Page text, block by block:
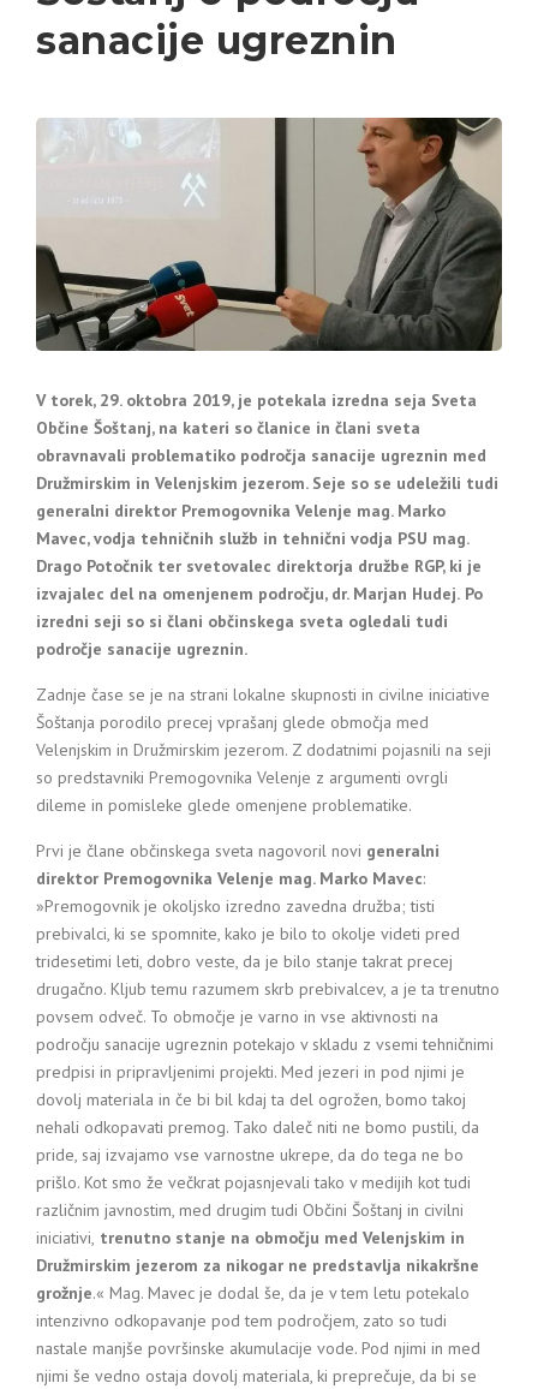
sanacije ugreznin
V torek, 29. oktobra 2019, je potekala izredna seja Sveta
Občine Šoštanj, na kateri so članice in člani sveta
obravnavali problematiko področja sanacije ugreznin med
Družmirskim in Velenjskim jezerom. Seje so se udeležili tudi
generalni direktor Premogovnika Velenje mag. Marko
Mavec, vodja tehničnih služb in tehnični vodja PSU mag.
Drago Potočnik ter svetovalec direktorja družbe RGP, ki je
izvajalec del na omenjenem področju, dr. Marjan Hudej. Po
izredni seji so si člani občinskega sveta ogledali tudi
področje sanacije ugreznin.
Zadnje čase se je na strani lokalne skupnosti in civilne iniciative
Šoštanja porodilo precej vprašanj glede območja med
Velenjskim in Družmirskim jezerom. Z dodatnimi pojasnili na seji
so predstavniki Premogovnika Velenje z argumenti ovrgli
dileme in pomisleke glede omenjene problematike.
Prvi je člane občinskega sveta nagovoril novi generalni
direktor Premogovnika Velenje mag. Marko Mavec:
»Premogovnik je okoljsko izredno zavedna družba; tisti
prebivalci, ki se spomnite, kako je bilo to okolje videti pred
tridesetimi leti, dobro veste, da je bilo stanje takrat precej
drugačno. Kljub temu razumem skrb prebivalcev, a je ta trenutno
povsem odveč. To območje je varno in vse aktivnosti na
področju sanacije ugreznin potekajo v skladu z vsemi tehničnimi
predpisi in pripravljenimi projekti. Med jezeri in pod njimi je
dovolj materiala in če bi bil kdaj ta del ogrožen, bomo takoj
nehali odkopavati premog. Tako daleč niti ne bomo pustili, da
pride, saj izvajamo vse varnostne ukrepe, da do tega ne bo
prišlo. Kot smo že večkrat pojasnjevali tako v medijih kot tudi
različnim javnostim, med drugim tudi Občini Šoštanj in civilni
iniciativi, trenutno stanje na območju med Velenjskim in
Družmirskim jezerom za nikogar ne predstavlja nikakršne
grožnje.« Mag. Mavec je dodal še, da je v tem letu potekalo
intenzivno odkopavanje pod tem področjem, zato so tudi
nastale manjše površinske akumulacije vode. Pod njimi in med
njimi še vedno ostaja dovolj materiala, ki preprečuje, da bi se